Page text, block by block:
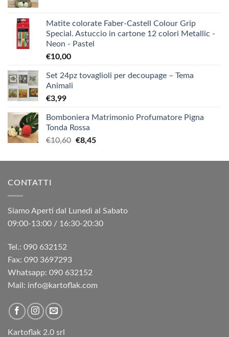
Matite colorate Faber-Castell Colour Grip
Special. Astuccio in cartone 12 colori Metallic -
Neon - Pastel
€10,00
Set 24pz tovaglioli per decoupage – Tema
Animali
€3,99
Bomboniera Matrimonio Profumatore Pigna
Tonda Rossa
€10,60 Il
originale
€8,45Il
attuale
CONTATTI
Siamo Aperti dal Lunedì al Sabato
09:00-13:00 / 16:30-20:30
Tel.: 090 632152
Fax: 090 3697293‬
Whatsapp: 090 632152
Mail: info@kartoflak.com
Kartoflak 2.0 srl